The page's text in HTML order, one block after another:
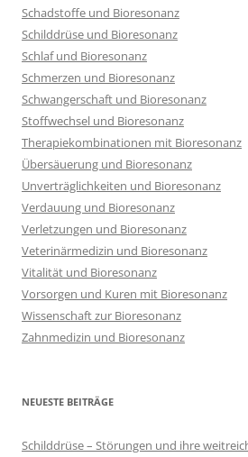
Schadstoffe und Bioresonanz
Schilddrüse und Bioresonanz
Schlaf und Bioresonanz
Schmerzen und Bioresonanz
Schwangerschaft und Bioresonanz
Stoffwechsel und Bioresonanz
Therapiekombinationen mit Bioresonanz
Übersäuerung und Bioresonanz
Unverträglichkeiten und Bioresonanz
Verdauung und Bioresonanz
Verletzungen und Bioresonanz
Veterinärmedizin und Bioresonanz
Vitalität und Bioresonanz
Vorsorgen und Kuren mit Bioresonanz
Wissenschaft zur Bioresonanz
Zahnmedizin und Bioresonanz
NEUESTE BEITRÄGE
Schilddrüse – Störungen und ihre